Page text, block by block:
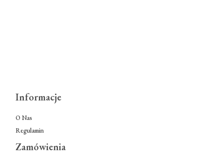
Informacje
O Nas
Regulamin
Zamówienia